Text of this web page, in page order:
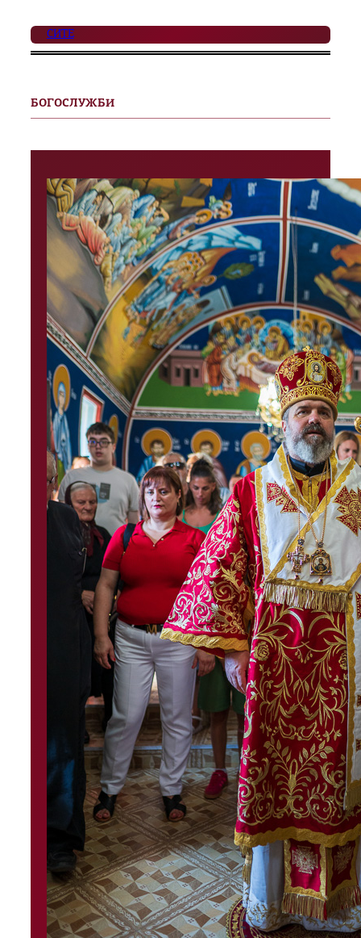
СИТЕ
БОГОСЛУЖБИ